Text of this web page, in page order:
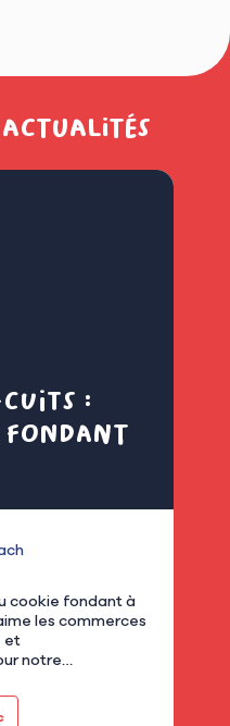
actualités
cuits :
fondant
cookie fondant à
et
notre
As…